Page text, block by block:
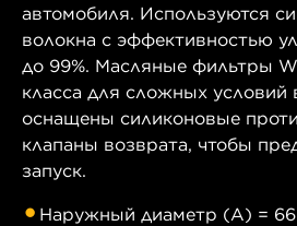
автомобиля. Используются
волокна с эффективностью
до 99%. Масляные фильтры
класса для сложных условий
оснащены силиконовые
клапаны возврата, чтобы
запуск.
Наружный диаметр (A) =